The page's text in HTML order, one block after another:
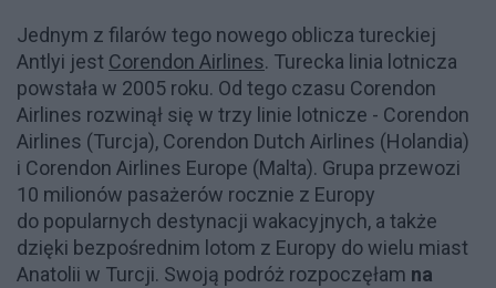
Jednym z filarów tego nowego oblicza tureckiej
Antlyi jest Corendon Airlines. Turecka linia lotnicza
powstała w 2005 roku. Od tego czasu Corendon
Airlines rozwinął się w trzy linie lotnicze - Corendon
Airlines (Turcja), Corendon Dutch Airlines (Holandia)
i Corendon Airlines Europe (Malta). Grupa przewozi
10 milionów pasażerów rocznie z Europy
do popularnych destynacji wakacyjnych, a także
dzięki bezpośrednim lotom z Europy do wielu miast
Anatolii w Turcji. Swoją podróż rozpoczęłam na